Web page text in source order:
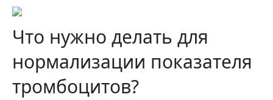
Что нужно делать для
нормализации показателя
тромбоцитов?